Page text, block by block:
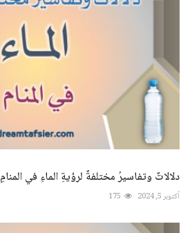
دلالاتٌ وتفاسيرُ مختلفةٌ لرؤيةِ الماءِ في المنامِ
أكتوبر 5, 2024 175